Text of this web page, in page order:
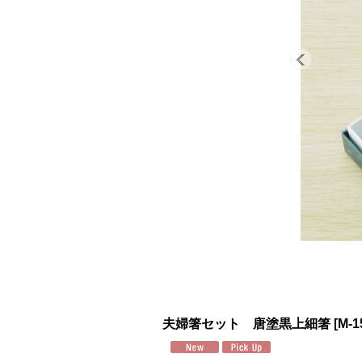
夫婦箸セット 唐塗黒上細箸 [M-